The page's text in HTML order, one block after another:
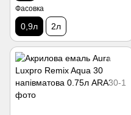
Фасовка
0,9л 2л